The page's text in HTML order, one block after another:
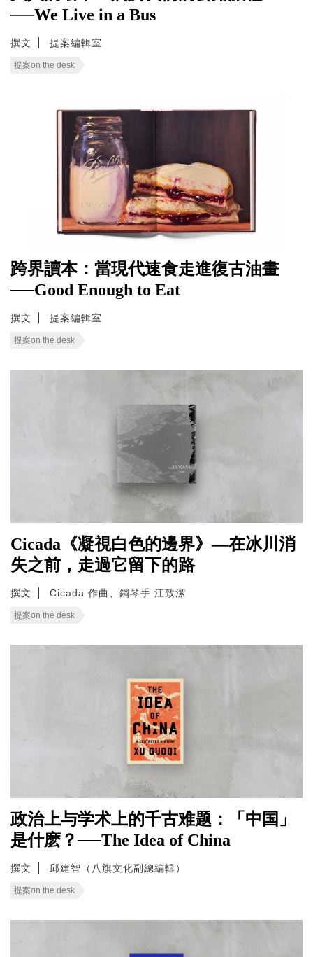
──We Live in a Bus
撰文 提案編輯室
提案on the desk
跨界讀本：當現代速食走進復古油畫
──Good Enough to Eat
撰文 提案編輯室
提案on the desk
Cicada《凝視白色的邊界》—在冰川消
失之前，走過它留下的路
撰文 Cicada 作曲、鋼琴手 江致潔
提案on the desk
政治上与学术上的千古难题：「中国」
是什麽？──The Idea of China
撰文 邱建智（八旗文化副總編輯）
提案on the desk